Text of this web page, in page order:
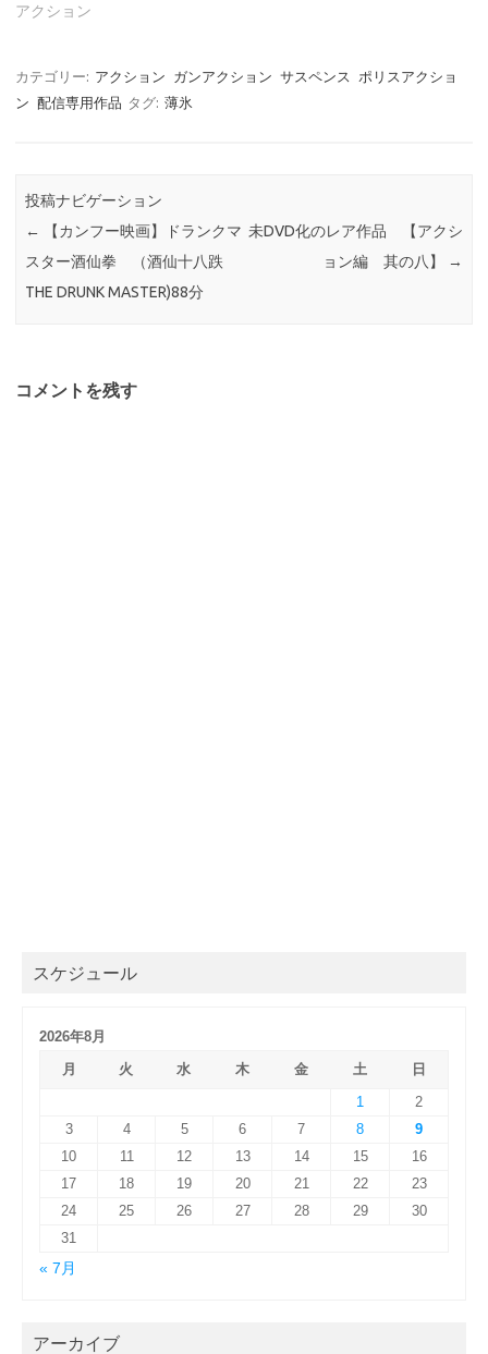
アクション
カテゴリー: アクション ガンアクション サスペンス
ポリスアクショ
ン 配信専用作品 タグ: 薄氷
投稿ナビゲーション
←
【カンフー映画】ドランクマ
スター酒仙拳 （酒仙十八跌
THE DRUNK MASTER)88分
未DVD化のレア作品 【アクシ
ョン編 其の八】
→
コメントを残す
スケジュール
2026年8月
月
火 水 木 金 土
日
1
2
3
4 5 6 7 8
9
10
11 12 13 14 15
16
17
18 19 20 21 22
23
24
25 26 27 28 29
30
31
« 7月
アーカイブ